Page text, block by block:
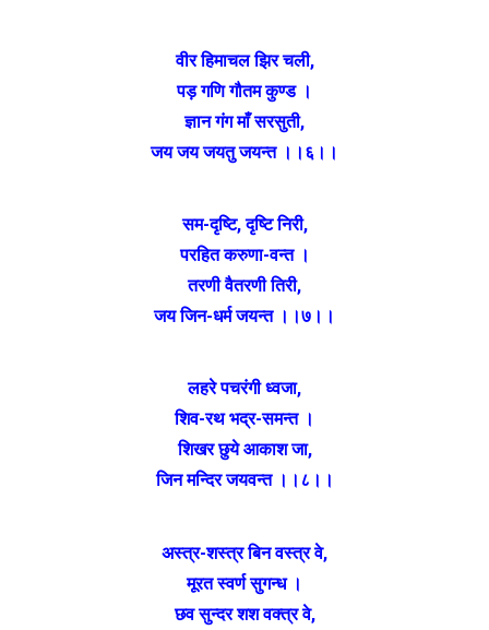
वीर हिमाचल झिर चली,
पड़ गणि गौतम कुण्ड ।
ज्ञान गंग माँ सरसुती,
जय जय जयतु जयन्त ।।६।।
सम-दृष्टि, दृष्टि निरी,
परहित करुणा-वन्त ।
तरणी वैतरणी तिरी,
जय जिन-धर्म जयन्त ।।७।।
लहरे पचरंगी ध्वजा,
शिव-रथ भद्र-समन्त ।
शिखर छुये आकाश जा,
जिन मन्दिर जयवन्त ।।८।।
अस्त्र-शस्त्र बिन वस्त्र वे,
मूरत स्वर्ण सुगन्ध ।
छव सुन्दर शश वक्त्र वे,